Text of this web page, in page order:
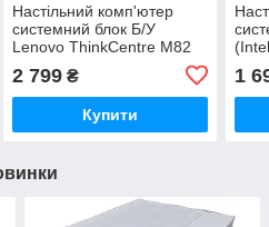
Настільний комп'ютер
системний блок Б/У
Lenovo ThinkCentre M82
2.5GHz/Ram 8GB/HDD
1TB/nVidia GeForce
2 799₴
Купити
1